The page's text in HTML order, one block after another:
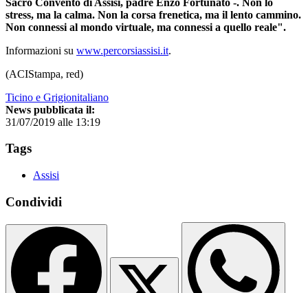
stress, ma la calma. Non la corsa frenetica, ma il lento cammino.
Non connessi al mondo virtuale, ma connessi a quello reale".
Informazioni su www.percorsiassisi.it.
(ACIStampa, red)
Ticino e Grigionitaliano
News pubblicata il:
31/07/2019 alle 13:19
Tags
Assisi
Condividi